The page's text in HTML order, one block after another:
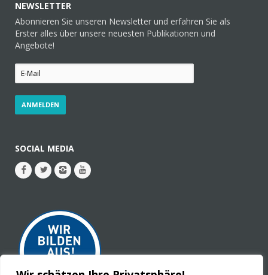
NEWSLETTER
Abonnieren Sie unseren Newsletter und erfahren Sie als
Erster alles über unsere neuesten Publikationen und
Angebote!
SOCIAL MEDIA